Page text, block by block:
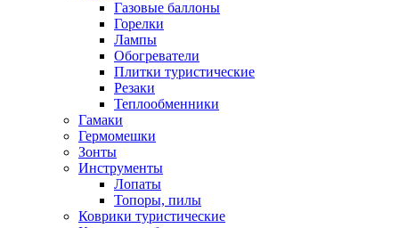
Газовые баллоны
Горелки
Лампы
Обогреватели
Плитки туристические
Резаки
Теплообменники
Гамаки
Гермомешки
Зонты
Инструменты
Лопаты
Топоры, пилы
Коврики туристические